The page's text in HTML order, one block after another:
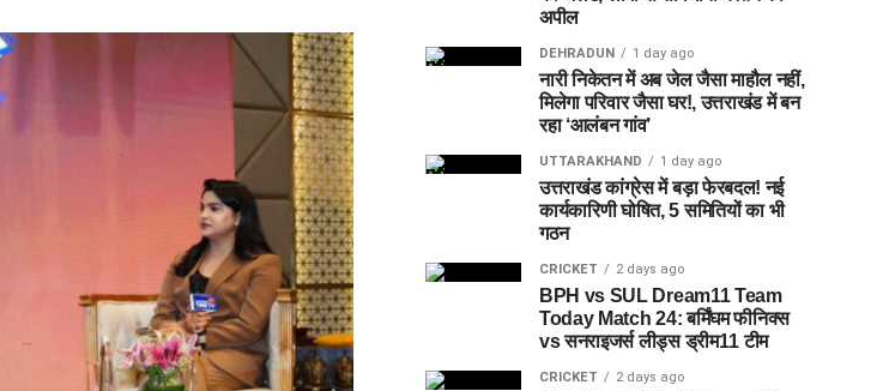
अपील
DEHRADUN 1 day ago
नारी निकेतन में अब जेल जैसा माहौल नहीं,
मिलेगा परिवार जैसा घर!, उत्तराखंड में बन
रहा ‘आलंबन गांव’
UTTARAKHAND 1 day ago
उत्तराखंड कांग्रेस में बड़ा फेरबदल! नई
कार्यकारिणी घोषित, 5 समितियों का भी
गठन
CRICKET 2 days ago
BPH vs SUL Dream11 Team
Today Match 24: बर्मिंघम फीनिक्स
vs सनराइजर्स लीड्स ड्रीम11 टीम
CRICKET 2 days ago